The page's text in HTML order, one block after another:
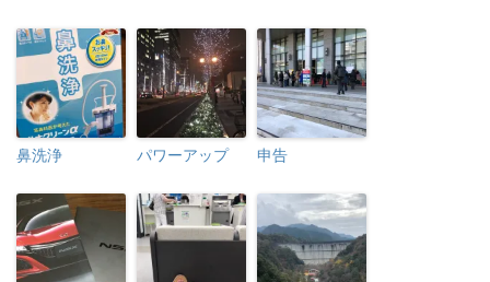
鼻洗浄 パワーアップ 申告